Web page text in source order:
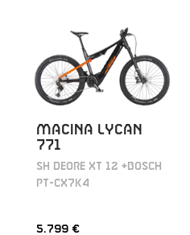
MACINA LYCAN
771
SH DEORE XT 12 +BOSCH
PT-CX7K4
5.799 €